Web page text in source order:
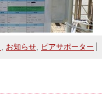
, お知らせ, ピアサポーター